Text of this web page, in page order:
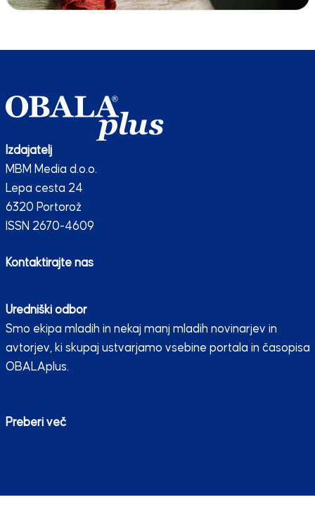
Izdajatelj
MBM Media d.o.o.
Lepa cesta 24
6320 Portorož
ISSN 2670-4609
Kontaktirajte nas
Uredniški odbor
Smo ekipa mladih in nekaj manj mladih novinarjev in
avtorjev, ki skupaj ustvarjamo vsebine portala in časopisa
OBALAplus.
Preberi več